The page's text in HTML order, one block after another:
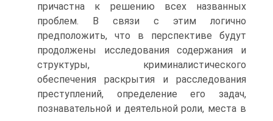
причастна к решению всех названных
проблем. В связи с этим логично
предположить, что в перспективе будут
продолжены исследования содержания и
структуры, криминалистического
обеспечения раскрытия и расследования
преступлений, определение его задач,
познавательной и деятельной роли, места в